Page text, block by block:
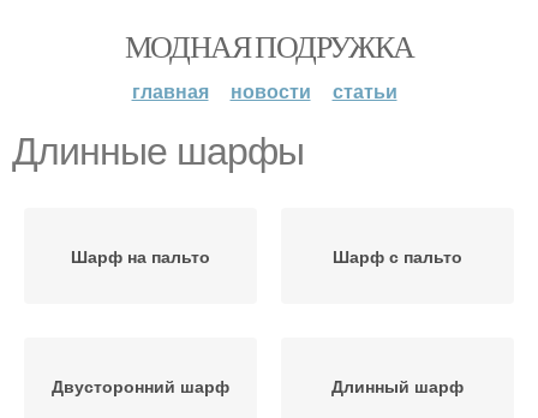
МОДНАЯ ПОДРУЖКА
главная новости статьи
Длинные шарфы
Шарф на пальто Шарф с пальто
Двусторонний шарф Длинный шарф